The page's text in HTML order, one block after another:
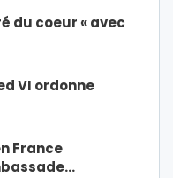
du coeur « avec
VI ordonne
France